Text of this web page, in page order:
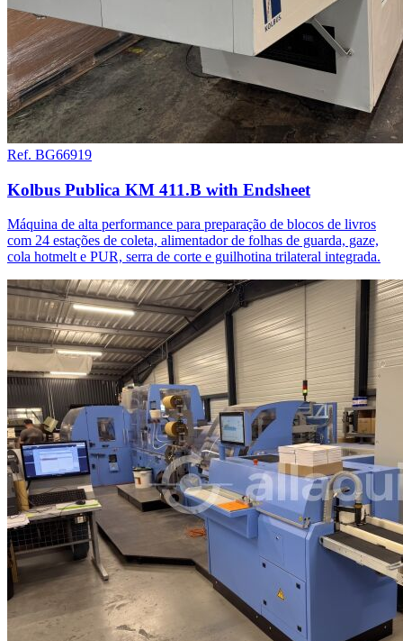
Ref. BG66919
Kolbus Publica KM 411.B with Endsheet
Máquina de alta performance para preparação de blocos de livros
com 24 estações de coleta, alimentador de folhas de guarda, gaze,
cola hotmelt e PUR, serra de corte e guilhotina trilateral integrada.